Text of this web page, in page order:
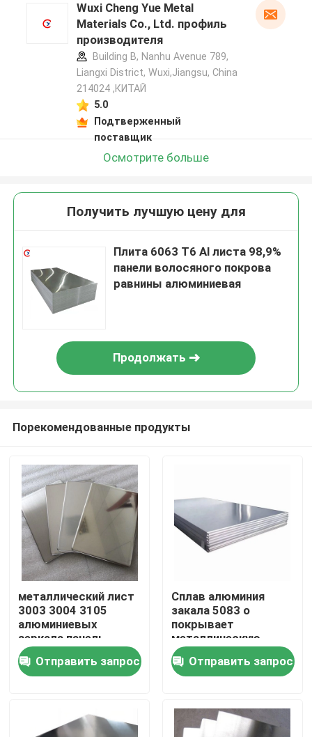
Дом
Видео
Wuxi Cheng Yue Metal
Materials Co., Ltd. профиль
производителя
Building B, Nanhu Avenue 789,
Liangxi District, Wuxi,Jiangsu, China
214024 ,КИТАЙ
5.0
Подтверженный
поставщик
Осмотрите больше
Получить лучшую цену для
Плита 6063 T6 Al листа 98,9%
панели волосяного покрова
равнины алюминиевая
Продолжать
Порекомендованные продукты
металлический лист
3003 3004 3105
алюминиевых
зеркала панель
плиты 0,05 до
200mm
Отправить запрос
Сплав алюминия
закала 5083 o
покрывает
металлическую
ширину 100-2600mm
финиша мельницы
Отправить запрос